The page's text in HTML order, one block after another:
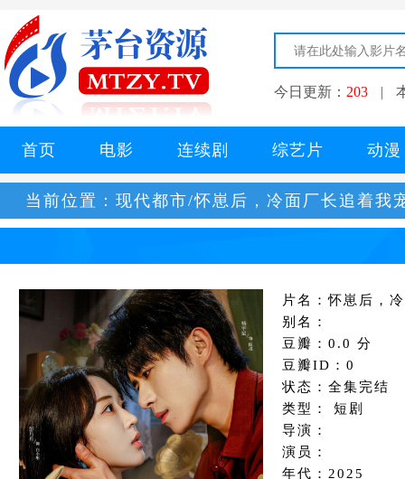
今日更新： 203 |
首页 电影 连续剧 综艺片 动漫
当前位置： 现代都市/怀崽后，冷面厂长追着我
片名：怀崽后，
别名：
豆瓣：0.0 分
豆瓣ID：0
状态：全集完结
类型： 短剧
导演：
演员：
年代：2025